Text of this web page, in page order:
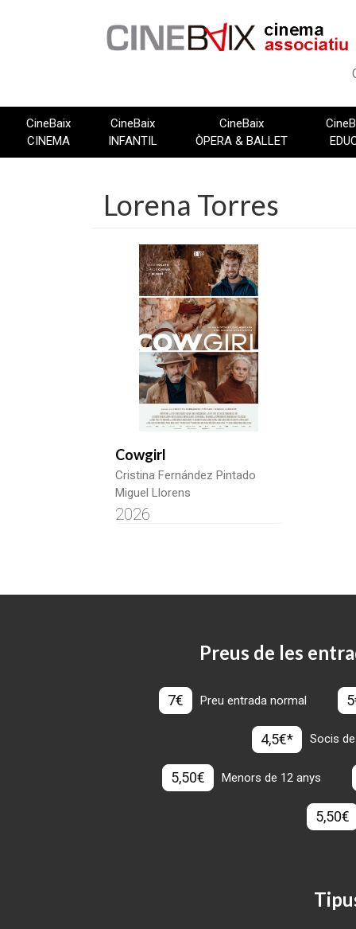
CineBaix
CINEMA
CineBaix
INFANTIL
CineBaix
ÒPERA & BALLET
Lorena Torres
Cowgirl
Cristina Fernández Pintado
Miguel Llorens
2026
Preus de les
7€ Preu entrada normal
4,5€* Socis
5,50€ Menors de 12 anys
5,50€